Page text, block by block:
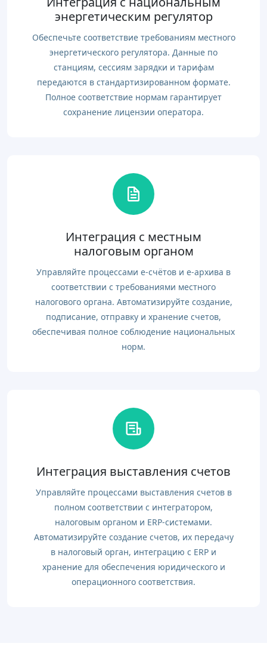
энергетическим регулятор
Обеспечьте соответствие требованиям местного
энергетического регулятора. Данные по
станциям, сессиям зарядки и тарифам
передаются в стандартизированном формате.
Полное соответствие нормам гарантирует
сохранение лицензии оператора.
Интеграция с местным
налоговым органом
Управляйте процессами e-счётов и e-архива в
соответствии с требованиями местного
налогового органа. Автоматизируйте создание,
подписание, отправку и хранение счетов,
обеспечивая полное соблюдение национальных
норм.
Интеграция выставления счетов
Управляйте процессами выставления счетов в
полном соответствии с интегратором,
налоговым органом и ERP-системами.
Автоматизируйте создание счетов, их передачу
в налоговый орган, интеграцию с ERP и
хранение для обеспечения юридического и
операционного соответствия.